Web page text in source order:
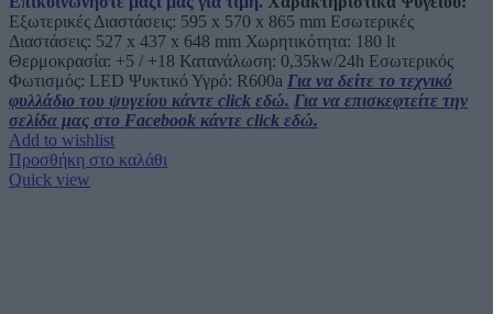
Εξωτερικές Διαστάσεις: 595 x 570 x 865 mm Εσωτερικές
Διαστάσεις: 527 x 437 x 648 mm Χωρητικότητα: 180 lt
Θερμοκρασία: +5 / +18 Κατανάλωση: 0,35kw/24h Εσωτερικός
Φωτισμός: LED Ψυκτικό Υγρό: R600a Για να δείτε το τεχνικό
φυλλάδιο του ψυγείου κάντε click εδώ. Για να επισκεφτείτε την
σελίδα μας στο Facebook κάντε click εδώ.
Add to wishlist
Προσθήκη στο καλάθι
Quick view